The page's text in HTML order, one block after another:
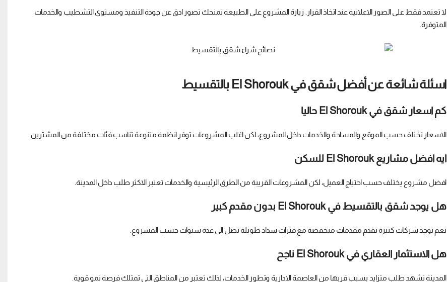
لا تعتمد فقط على الصور الاعلانية عند اتخاذ القرار. زيارة المشروع على الطبيعة تمنحك تصور ادق عن جودة التنفيذ ومستوى التشطيب والخدمات
المتوفرة.
اسئلة شائعة عن أفضل شقق في El Shorouk بالتقسيط
كم اسعار شقق في El Shorouk حاليا
الاسعار تختلف حسب الموقع والمساحة والخدمات داخل المشروع، لكن اغلب المشروعات توفر انظمة متنوعة تناسب فئات مختلفة من المشترين.
ايه افضل مشاريع El Shorouk للسكن
افضل مشروع يختلف حسب احتياج العميل، لكن المشروعات القريبة من الطرق الرئيسية والخدمات تعتبر الاكثر طلب داخل المدينة.
هل يوجد شقق بالتقسيط في El Shorouk بدون مقدم كبير
نعم توجد شركات كثيرة تقدم مقدمات منخفضة مع فترات سداد طويلة تصل الى عدة سنوات حسب المشروع.
هل الاستثمار العقاري في El Shorouk ناجح
المدينة تشهد طلب متزايد بسبب قربها من العاصمة الادارية وتطور الخدمات، لذلك تعتبر من المناطق التي تمتلك فرصة نمو قوية.